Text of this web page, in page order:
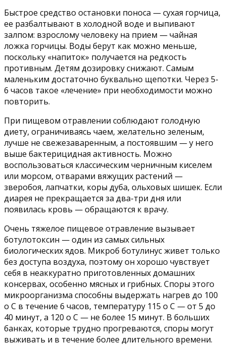
Быстрое средство остановки поноса — сухая горчица,
ее разбалтывают в холодной воде и выпивают
залпом: взрослому человеку на прием — чайная
ложка горчицы. Воды берут как можно меньше,
поскольку «напиток» получается на редкость
противным. Детям дозировку снижают. Самым
маленьким достаточно буквально щепотки. Через 5-
6 часов такое «лечение» при необходимости можно
повторить.
При пищевом отравлении соблюдают голодную
диету, ограничиваясь чаем, желательно зеленым,
лучше не свежезаваренным, а постоявшим — у него
выше бактерицидная активность. Можно
воспользоваться классическим черничным киселем
или морсом, отварами вяжущих растений —
зверобоя, лапчатки, коры дуба, ольховых шишек. Если
диарея не прекращается за два-три дня или
появилась кровь — обращаются к врачу.
Очень тяжелое пищевое отравление вызывает
ботулотоксин — один из самых сильных
биологических ядов. Микроб ботулинус живет только
без доступа воздуха, поэтому он хорошо чувствует
себя в неаккуратно приготовленных домашних
консервах, особенно мясных и грибных. Споры этого
микроорганизма способны выдержать нагрев до 100
о С в течение 6 часов, температуру 115 о С — от 5 до
40 минут, а 120 о С — не более 15 минут. В больших
банках, которые трудно прогреваются, споры могут
выживать и в течение более длительного времени.